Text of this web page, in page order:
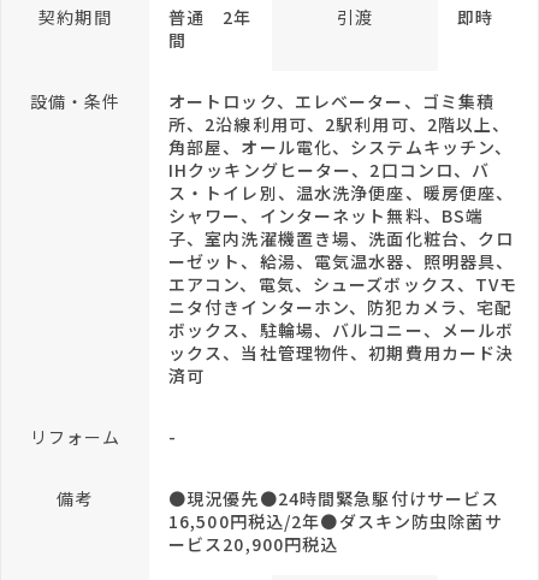
契約期間
普通 2年
間
引渡 即時
設備・条件
オートロック、エレベーター、ゴミ集積
所、2沿線利用可、2駅利用可、2階以上、
角部屋、オール電化、システムキッチン、
IHクッキングヒーター、2口コンロ、バ
ス・トイレ別、温水洗浄便座、暖房便座、
シャワー、インターネット無料、BS端
子、室内洗濯機置き場、洗面化粧台、クロ
ーゼット、給湯、電気温水器、照明器具、
エアコン、電気、シューズボックス、TVモ
ニタ付きインターホン、防犯カメラ、宅配
ボックス、駐輪場、バルコニー、メールボ
ックス、当社管理物件、初期費用カード決
済可
リフォーム -
備考
●現況優先●24時間緊急駆付けサービス
16,500円税込/2年●ダスキン防虫除菌サ
ービス20,900円税込